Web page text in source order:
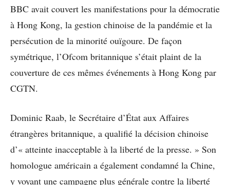
BBC avait couvert les manifestations pour la démocratie
à Hong Kong, la gestion chinoise de la pandémie et la
persécution de la minorité ouïgoure. De façon
symétrique, l’Ofcom britannique s’était plaint de la
couverture de ces mêmes événements à Hong Kong par
CGTN.
Dominic Raab, le Secrétaire d’État aux Affaires
étrangères britannique, a qualifié la décision chinoise
d’« atteinte inacceptable à la liberté de la presse. » Son
homologue américain a également condamné la Chine,
y voyant une campagne plus générale contre la liberté